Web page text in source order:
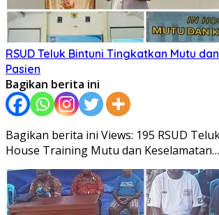
RSUD Teluk Bintuni Tingkatkan Mutu
Pasien
Bagikan berita ini
Bagikan berita ini Views: 195 RSUD
House Training Mutu dan Keselamatan…